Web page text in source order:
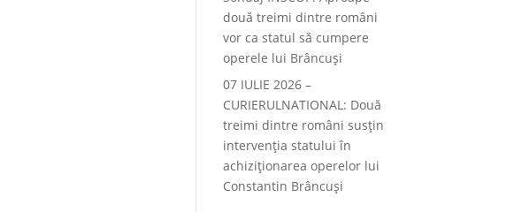
două treimi dintre români
vor ca statul să cumpere
operele lui Brâncuși
07 IULIE 2026 –
CURIERULNATIONAL: Două
treimi dintre români susțin
intervenția statului în
achiziționarea operelor lui
Constantin Brâncuși